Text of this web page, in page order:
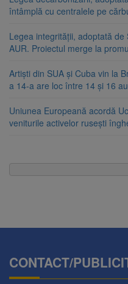
întâmplă cu centralele pe
Legea integrității, adoptată
AUR. Proiectul merge la
Artiști din SUA și Cuba vin la
a 14-a are loc între 14 și 16
Uniunea Europeană acordă
veniturile activelor rusești
CONTACT/